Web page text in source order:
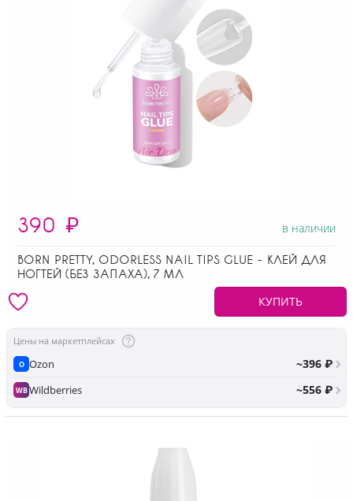
390 ₽ в наличии
BORN PRETTY, ODORLESS NAIL TIPS GLUE - КЛЕЙ ДЛЯ
НОГТЕЙ (БЕЗ ЗАПАХА), 7 МЛ
КУПИТЬ
Цены на маркетплейсах
O Ozon ~396 ₽
WBWildberries ~556 ₽